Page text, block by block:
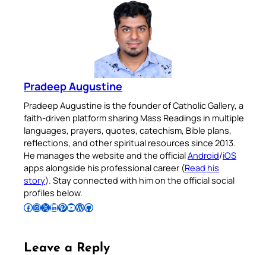
Pradeep Augustine
Pradeep Augustine is the founder of Catholic Gallery, a
faith-driven platform sharing Mass Readings in multiple
languages, prayers, quotes, catechism, Bible plans,
reflections, and other spiritual resources since 2013.
He manages the website and the officialAndroid/iOS
apps alongside his professional career (Read his
story). Stay connected with him on the official social
profiles below.
Follow Pradeep on Facebook Follow Pradeep on InstagramFollow Pradeep on X Follow Pradeep on LinkedIn Follow Pradeep on Pinterest Subscribe to Pradeep’s Youtube Channel Follow Pradeep on WordPress Follow Pradeep on GitHub
Leave a Reply